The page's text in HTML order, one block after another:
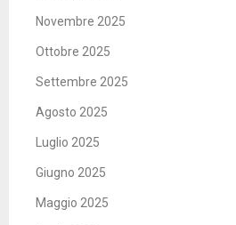
Novembre 2025
Ottobre 2025
Settembre 2025
Agosto 2025
Luglio 2025
Giugno 2025
Maggio 2025